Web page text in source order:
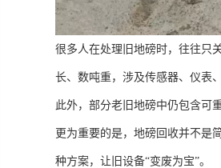
很多人在处理旧地磅时，往往只
长、数吨重，涉及传感器、仪表
此外，部分老旧地磅中仍包含可
更为重要的是，地磅回收并不是
种方案，让旧设备“变废为宝”。